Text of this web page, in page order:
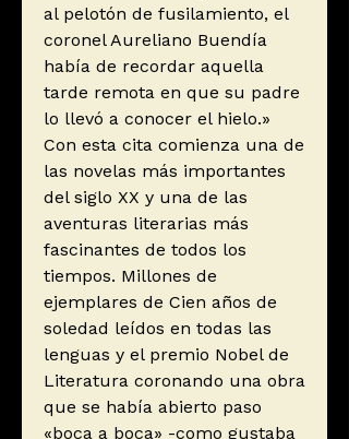
al pelotón de fusilamiento, el
coronel Aureliano Buendía
había de recordar aquella
tarde remota en que su padre
lo llevó a conocer el hielo.»
Con esta cita comienza una de
las novelas más importantes
del siglo XX y una de las
aventuras literarias más
fascinantes de todos los
tiempos. Millones de
ejemplares de Cien años de
soledad leídos en todas las
lenguas y el premio Nobel de
Literatura coronando una obra
que se había abierto paso
«boca a boca» -como gustaba